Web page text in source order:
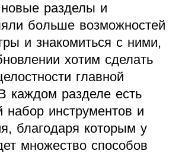
разделы и
больше возможностей
и знакомиться с ними,
хотим сделать
главной
каждом разделе есть
набор инструментов и
благодаря которым у
множество способов